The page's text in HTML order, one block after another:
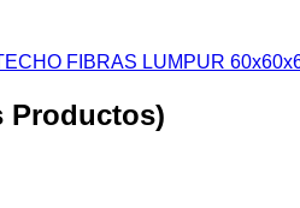
Productos)